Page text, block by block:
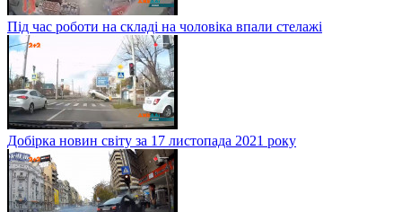
Під час роботи на складі на чоловіка впали стелажі
Добірка новин світу за 17 листопада 2021 року